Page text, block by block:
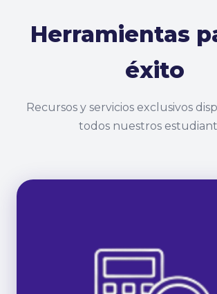
Herramientas
éxito
Recursos y servicios exclusivos
todos nuestros